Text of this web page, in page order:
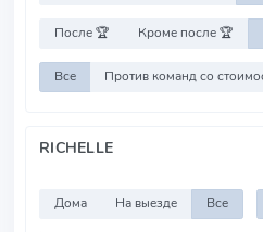
После 🏆 Кроме после 🏆
Все
RICHELLE
Дома На выезде Все